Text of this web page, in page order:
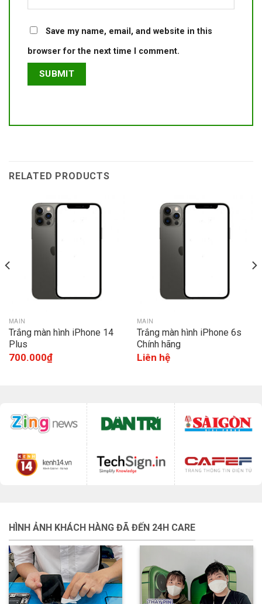
Save my name, email, and website in this
browser for the next time I comment.
RELATED PRODUCTS
MAIN
Trắng màn hình iPhone 14
Plus
700.000₫
MAIN
Trắng màn hình iPhone 6s
Chính hãng
Liên hệ
HÌNH ẢNH KHÁCH HÀNG ĐÃ ĐẾN 24H CARE